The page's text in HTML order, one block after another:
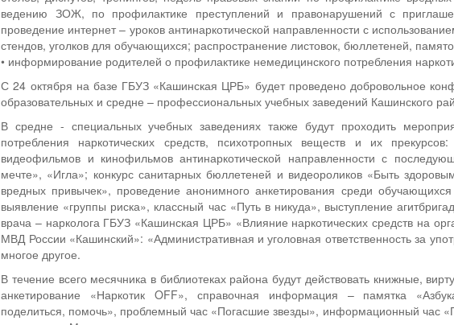
ведению ЗОЖ, по профилактике преступлений и правонарушений с
проведение интернет – уроков антинаркотической направленности с
стендов, уголков для обучающихся; распространение листовок, бюллетеней,
• информирование родителей о профилактике немедицинского потребления
С 24 октября на базе ГБУЗ «Кашинская ЦРБ» будет проведено добровольное
образовательных и средне – профессиональных учебных заведений Кашинского
В средне - специальных учебных заведениях также будут проходить
потребления наркотических средств, психотропных веществ и их
видеофильмов и кинофильмов антинаркотической направленности с
мечте», «Игла»; конкурс санитарных бюллетеней и видеороликов «Быть
вредных привычек», проведение анонимного анкетирования среди
выявление «группы риска», классный час «Путь в никуда», выступление
врача – нарколога ГБУЗ «Кашинская ЦРБ» «Влияние наркотических средств на
МВД России «Кашинский»: «Административная и уголовная ответственность за
многое другое.
В течение всего месячника в библиотеках района будут действовать книжные,
анкетирование «Наркотик OFF», справочная информация – памятка
поделиться, помочь», проблемный час «Погасшие звезды», информационный час